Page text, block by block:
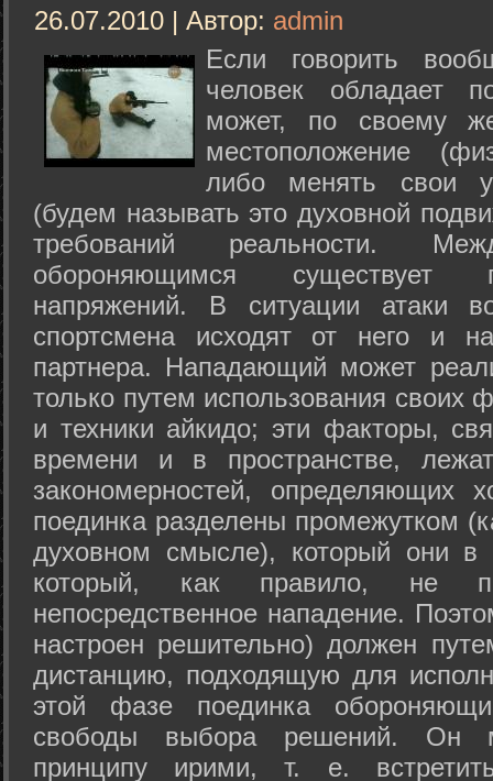
26.07.2010 | Автор: admin
Если говорить
человек обладает
может, по своему
местоположение
либо менять свои
(будем называть это духовной
требований реальности.
обороняющимся существует
напряжений. В ситуации атаки
спортсмена исходят от него и
партнера. Нападающий может
только путем использования своих
и техники айкидо; эти факторы,
времени и в пространстве,
закономерностей, определяющих
поединка разделены промежутком
духовном смысле), который они в
который, как правило, не
непосредственное нападение.
настроен решительно) должен
дистанцию, подходящую для
этой фазе поединка
свободы выбора решений. Он
принципу ирими, т. е.